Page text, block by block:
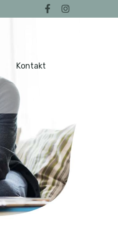
Kontakt